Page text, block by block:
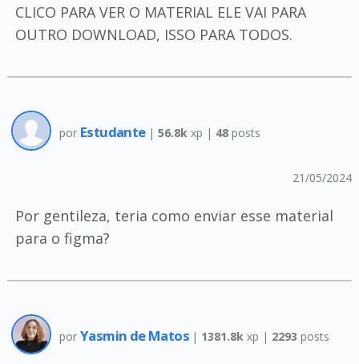
CLICO PARA VER O MATERIAL ELE VAI PARA
OUTRO DOWNLOAD, ISSO PARA TODOS.
por Estudante | 56.8kxp | 48posts
21/05/2024
Por gentileza, teria como enviar esse material
para o figma?
por Yasmin de Matos | 1381.8k xp | 2293 posts